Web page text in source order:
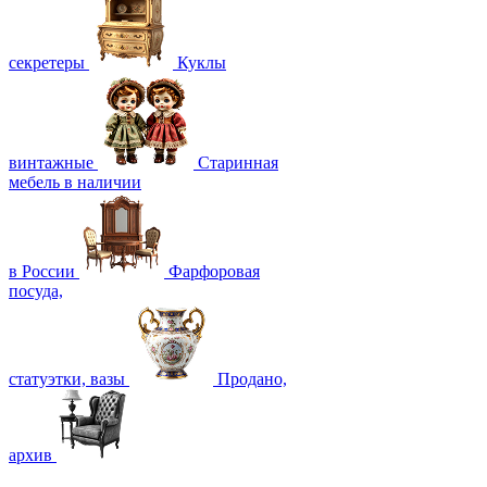
секретеры Куклы
винтажные
Старинная
мебель в наличии
в России
Фарфоровая
посуда,
статуэтки, вазы Продано,
архив